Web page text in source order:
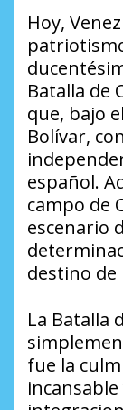
Hoy,
Batalla de
que, bajo
Bolívar,
español.
campo de
escenario
destino de
La Batalla
fue la